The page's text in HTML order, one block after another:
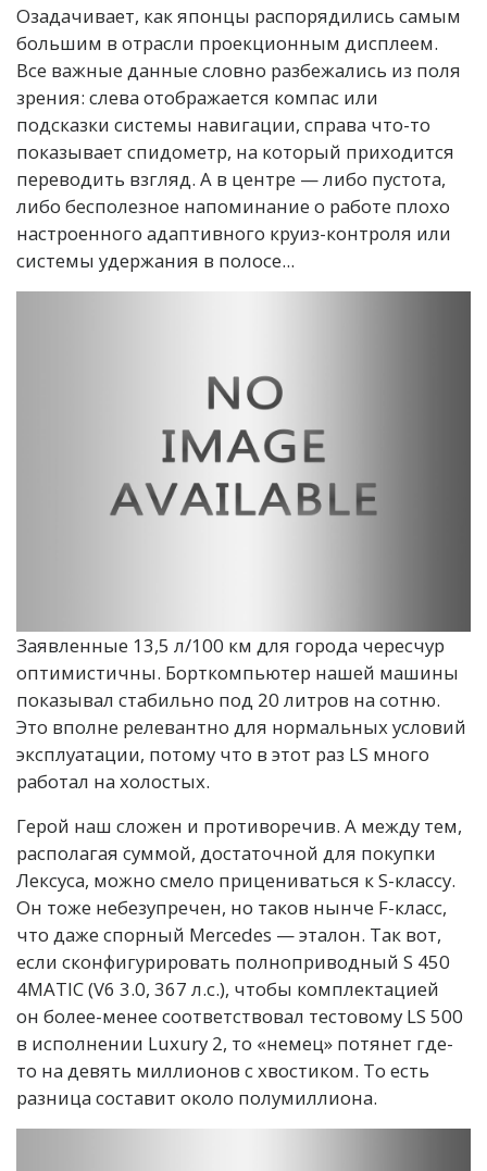
Озадачивает, как японцы распорядились самым
большим в отрасли проекционным дисплеем.
Все важные данные словно разбежались из поля
зрения: слева отображается компас или
подсказки системы навигации, справа что-то
показывает спидометр, на который приходится
переводить взгляд. А в центре — либо пустота,
либо бесполезное напоминание о работе плохо
настроенного адаптивного круиз-контроля или
системы удержания в полосе...
Заявленные 13,5 л/100 км для города чересчур
оптимистичны. Борткомпьютер нашей машины
показывал стабильно под 20 литров на сотню.
Это вполне релевантно для нормальных условий
эксплуатации, потому что в этот раз LS много
работал на холостых.
Герой наш сложен и противоречив. А между тем,
располагая суммой, достаточной для покупки
Лексуса, можно смело прицениваться к S-классу.
Он тоже небезупречен, но таков нынче F-класс,
что даже спорный Mercedes — эталон. Так вот,
если сконфигурировать полноприводный S 450
4MATIC (V6 3.0, 367 л.с.), чтобы комплектацией
он более-менее соответствовал тестовому LS 500
в исполнении Luxury 2, то «немец» потянет где-
то на девять миллионов с хвостиком. То есть
разница составит около полумиллиона.